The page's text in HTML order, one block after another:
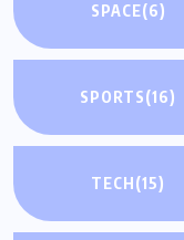
SPACE(6)
SPORTS(16)
TECH(15)